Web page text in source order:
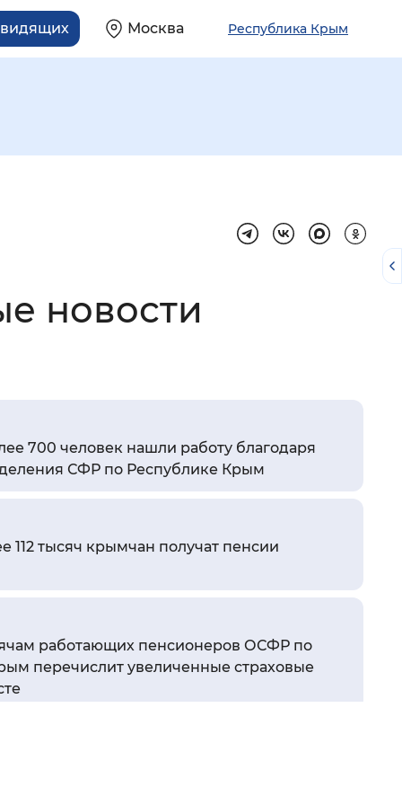
Москва Республика Крым
Закрыть
новости
700 человек нашли работу благодаря
СФР по Республике Крым
112 тысяч крымчан получат пенсии
работающих пенсионеров ОСФР по
перечислит увеличенные страховые